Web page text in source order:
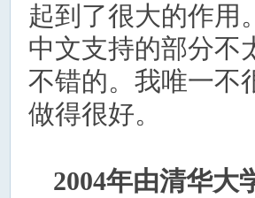
起到了很大的作用
中文支持的部分不
不错的。我唯一不
做得很好。
2004年由清华大